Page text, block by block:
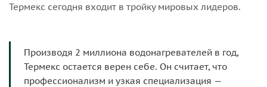
Термекс сегодня входит в тройку мировых лидеров.
Производя 2 миллиона водонагревателей в год,
Термекс остается верен себе. Он считает, что
профессионализм и узкая специализация —